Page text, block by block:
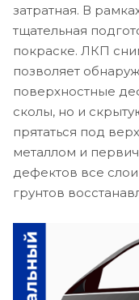
затратная. В
тщательная
покраске. ЛКП
позволяет
поверхностные
сколы, но и
прятаться под
металлом и
дефектов все
грунтов